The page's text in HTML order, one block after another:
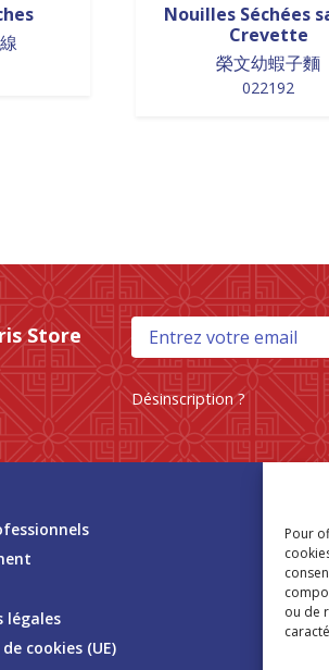
Pour
ou de
Nouilles Séchées
Crevette
榮文幼蝦子麵
022192
Store
Désinscription ?
légales
cookies (UE)